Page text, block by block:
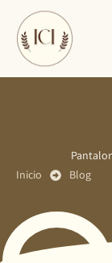
contenido
Inicio
Blog